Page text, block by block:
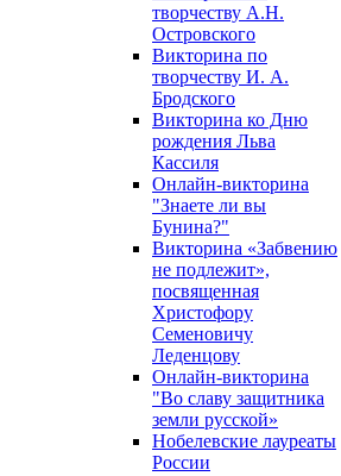
творчеству А.Н.
Островского
Викторина по
творчеству И. А.
Бродского
Викторина ко Дню
рождения Льва
Кассиля
Онлайн-викторина
"Знаете ли вы
Бунина?"
Викторина «Забвению
не подлежит»,
посвященная
Христофору
Семеновичу
Леденцову
Онлайн-викторина
"Во славу защитника
земли русской»
Нобелевские лауреаты
России